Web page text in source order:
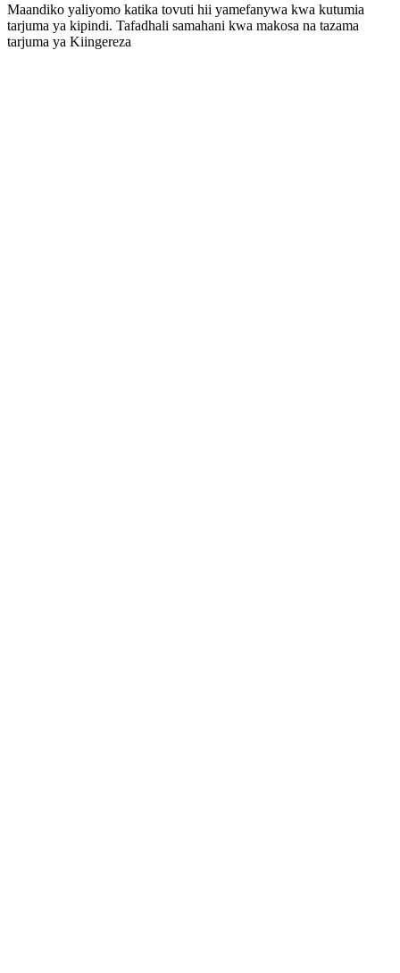
Maandiko yaliyomo katika tovuti hii yamefanywa kwa kutumia
tarjuma ya kipindi. Tafadhali samahani kwa makosa na tazama
tarjuma ya Kiingereza